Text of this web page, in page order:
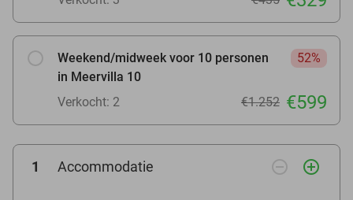
Weekend/midweek voor 10 personen
in Meervilla 10
52%
Verkocht: 2 €1.252 €599
1 Accommodatie remove_circle_outline add_circle_outline